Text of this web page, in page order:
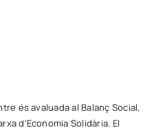
és avaluada al Balanç Social,
d’Economia Solidària. El